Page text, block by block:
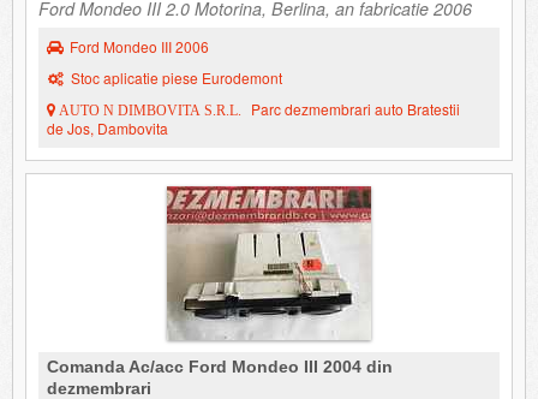
Ford Mondeo III 2.0 Motorina, Berlina, an fabricatie 2006
Ford Mondeo III 2006
Stoc aplicatie piese Eurodemont
AUTO N DIMBOVITA S.R.L.
Parc dezmembrari auto Bratestii
de Jos, Dambovita
Comanda Ac/acc Ford Mondeo III 2004 din
dezmembrari